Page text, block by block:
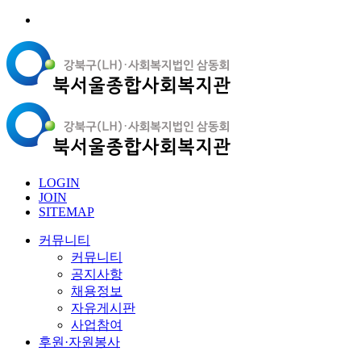
LOGIN
JOIN
SITEMAP
커뮤니티
커뮤니티
공지사항
채용정보
자유게시판
사업참여
후원·자원봉사